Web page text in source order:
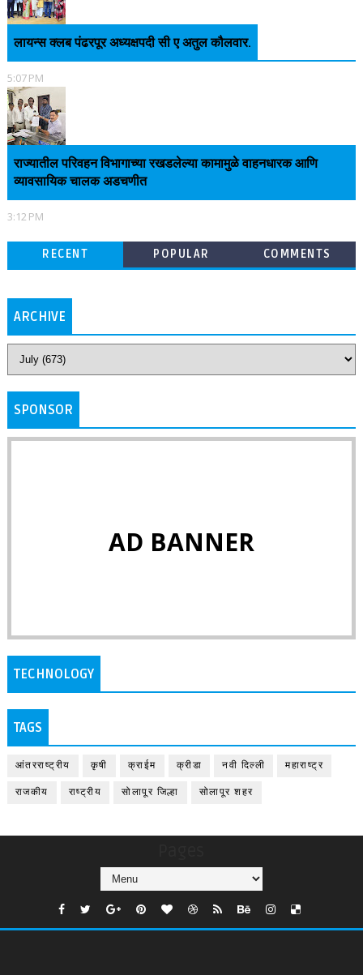
लायन्स क्लब पंढरपूर अध्यक्षपदी सी ए अतुल कौलवार.
5:07 PM
राज्यातील परिवहन विभागाच्या रखडलेल्या कामामुळे वाहनधारक आणि
व्यावसायिक चालक अडचणीत
3:12 PM
RECENT POPULAR COMMENTS
ARCHIVE
SPONSOR
AD BANNER
TECHNOLOGY
TAGS
आंतरराष्ट्रीय कृषी क्राईम क्रीडा नवी दिल्ली महाराष्ट्र
राजकीय राष्ट्रीय सोलापूर जिल्हा सोलापूर शहर